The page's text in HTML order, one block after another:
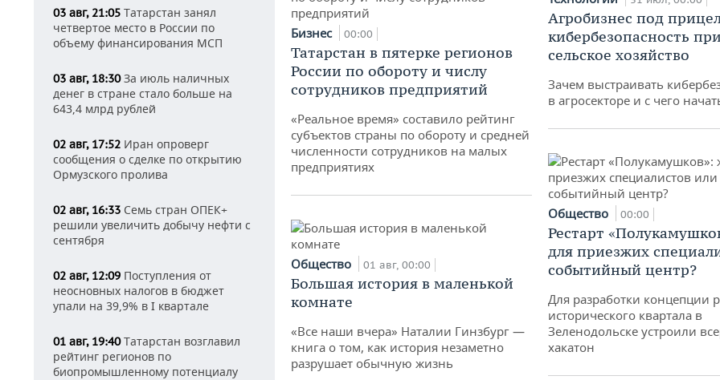
03 авг, 21:05 Татарстан занял
четвертое место в России по
объему финансирования МСП
03 авг, 18:30За июль наличных
денег в стране стало больше на
643,4 млрд рублей
02 авг, 17:52 Иран опроверг
сообщения о сделке по открытию
Ормузского пролива
02 авг, 16:33 Семь стран ОПЕК+
решили увеличить добычу нефти с
сентября
02 авг, 12:09 Поступления от
неосновных налогов в бюджет
упали на 39,9% в I квартале
01 авг, 19:40Татарстан возглавил
рейтинг регионов по
биопромышленному потенциалу
Бизнес 00:00
Татарстан в пятерке регионов
России по обороту и числу
сотрудников предприятий
«Реальное время» составило рейтинг
субъектов страны по обороту и средней
численности сотрудников на малых
предприятиях
Общество 01 авг, 00:00
Большая история в маленькой
комнате
«Все наши вчера» Наталии Гинзбург —
книга о том, как история незаметно
разрушает обычную жизнь
Агробизнес под
кибербезопасность
сельское хозяйство
Зачем выстраивать
в агросекторе и с чего
Общество 00:00
Рестарт
для приезжих
событийный центр?
Для разработки концепции
исторического квартала в
Зеленодольске устроили
хакатон